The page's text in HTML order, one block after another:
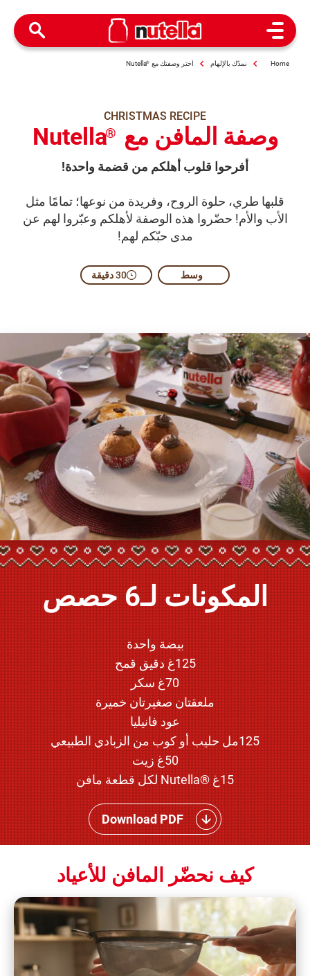
Home نمدّك بالإلهام اختر وصفتك مع ®
Nutella
CHRISTMAS RECIPE
وصفة المافن مع ®
Nutella
أفرحوا قلوب أهلكم من قضمة واحدة!
قلبها طري، حلوة الروح، وفريدة من نوعها؛ تمامًا مثل
الأب والأم! حضّروا هذه الوصفة لأهلكم وعبّروا لهم عن
مدى حبّكم لهم!
وسط​ 30 دقيقة
المكونات لـ6 حصص
بيضة واحدة
125غ دقيق قمح
70غ سكر
ملعقتان صغيرتان خميرة
عود فانيليا
125مل حليب أو كوب من الزبادي الطبيعي
50غ زيت
15غ ®Nutella لكل قطعة مافن
Download PDF
كيف نحضّر المافن للأعياد